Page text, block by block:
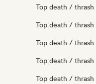
Top death / thrash
Top death /
Top death / thrash
Top death /
Top death /